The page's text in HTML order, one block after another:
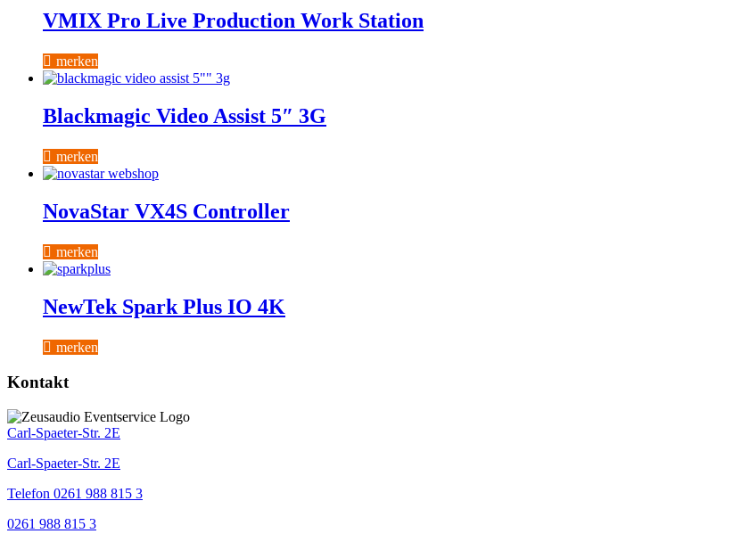
VMIX Pro Live Production Work Station
merken
Blackmagic Video Assist 5″ 3G
merken
NovaStar VX4S Controller
merken
NewTek Spark Plus IO 4K
merken
Kontakt
Carl-Spaeter-Str. 2E
Carl-Spaeter-Str. 2E
Telefon 0261 988 815 3
0261 988 815 3